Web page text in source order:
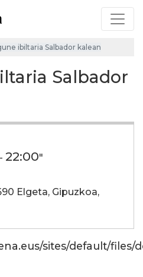
ibiltaria Salbador kalean
Salbador
- 22:00"
Elgeta, Gipuzkoa,
sites/default/files/